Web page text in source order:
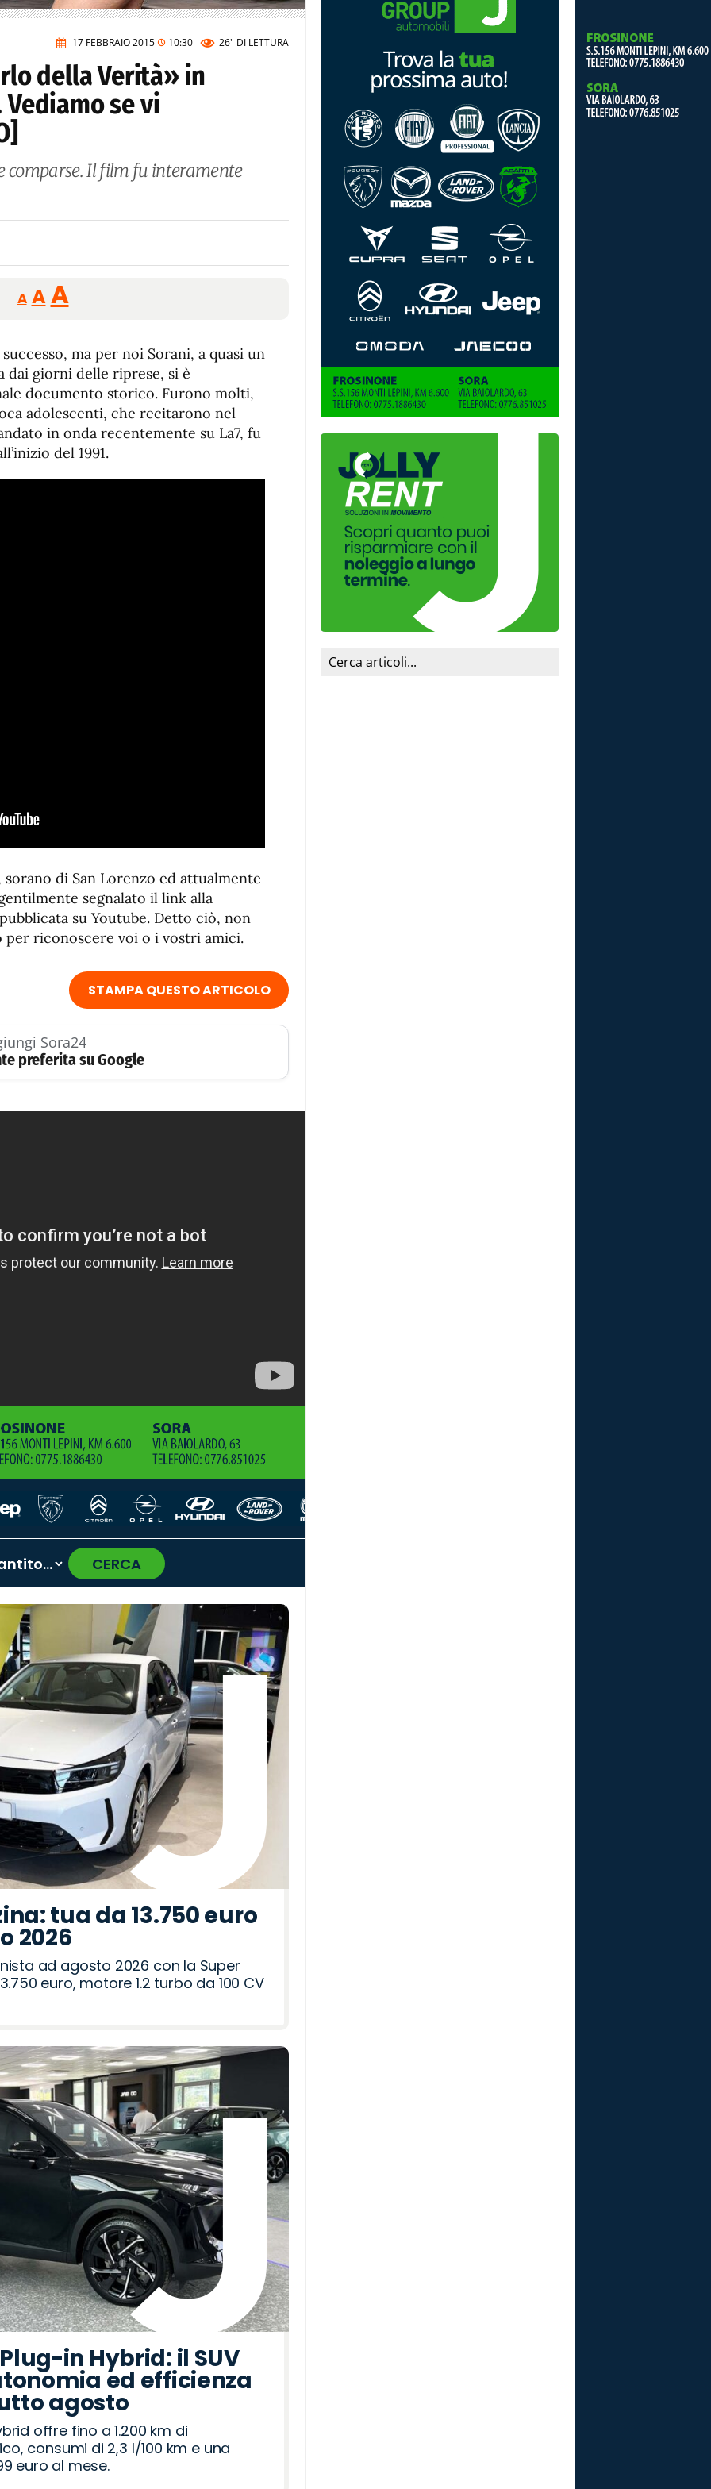
17 FEBBRAIO 2015 10:30 26" DI LETTURA
della Verità» in
se vi
comparse. Il film fu interamente
A
Reducir
tamaño
A Restablecer
tamaño
fuente
AAumentar
de
fuente.
ma per noi Sorani, a quasi un
dai giorni delle riprese, si è
documento storico. Furono molti,
adolescenti, che recitarono nel
in onda recentemente su La7, fu
del 1991.
sorano di San Lorenzo ed attualmente
segnalato il link alla
su Youtube. Detto ciò, non
riconoscere voi o i vostri amici.
STAMPA QUESTO ARTICOLO
Sora24
preferita su Google
CERCA
›
tua da 13.750 euro
2026
ad agosto 2026 con la Super
euro, motore 1.2 turbo da 100 CV
in Hybrid: il SUV
ed efficienza
agosto
offre fino a 1.200 km di
consumi di 2,3 l/100 km e una
euro al mese.